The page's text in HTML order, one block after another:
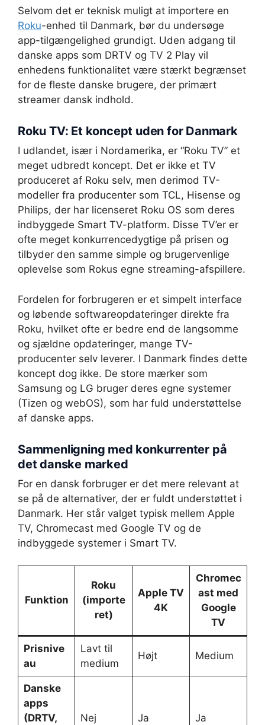
Selvom det er teknisk muligt at importere en
Roku-enhed til Danmark, bør du undersøge
app-tilgængelighed grundigt. Uden adgang til
danske apps som DRTV og TV 2 Play vil
enhedens funktionalitet være stærkt begrænset
for de fleste danske brugere, der primært
streamer dansk indhold.
Roku TV: Et koncept uden for Danmark
I udlandet, især i Nordamerika, er “Roku TV” et
meget udbredt koncept. Det er ikke et TV
produceret af Roku selv, men derimod TV-
modeller fra producenter som TCL, Hisense og
Philips, der har licenseret Roku OS som deres
indbyggede Smart TV-platform. Disse TV’er er
ofte meget konkurrencedygtige på prisen og
tilbyder den samme simple og brugervenlige
oplevelse som Rokus egne streaming-afspillere.
Fordelen for forbrugeren er et simpelt interface
og løbende softwareopdateringer direkte fra
Roku, hvilket ofte er bedre end de langsomme
og sjældne opdateringer, mange TV-
producenter selv leverer. I Danmark findes dette
koncept dog ikke. De store mærker som
Samsung og LG bruger deres egne systemer
(Tizen og webOS), som har fuld understøttelse
af danske apps.
Sammenligning med konkurrenter på
det danske marked
For en dansk forbruger er det mere relevant at
se på de alternativer, der er fuldt understøttet i
Danmark. Her står valget typisk mellem Apple
TV, Chromecast med Google TV og de
indbyggede systemer i Smart TV.
Funktion
Roku
(importe
ret)
Apple TV
4K
Chromec
ast med
Google
TV
Prisnive
au
Lavt til
medium
Højt Medium
Danske
apps
(DRTV,
Nej Ja Ja